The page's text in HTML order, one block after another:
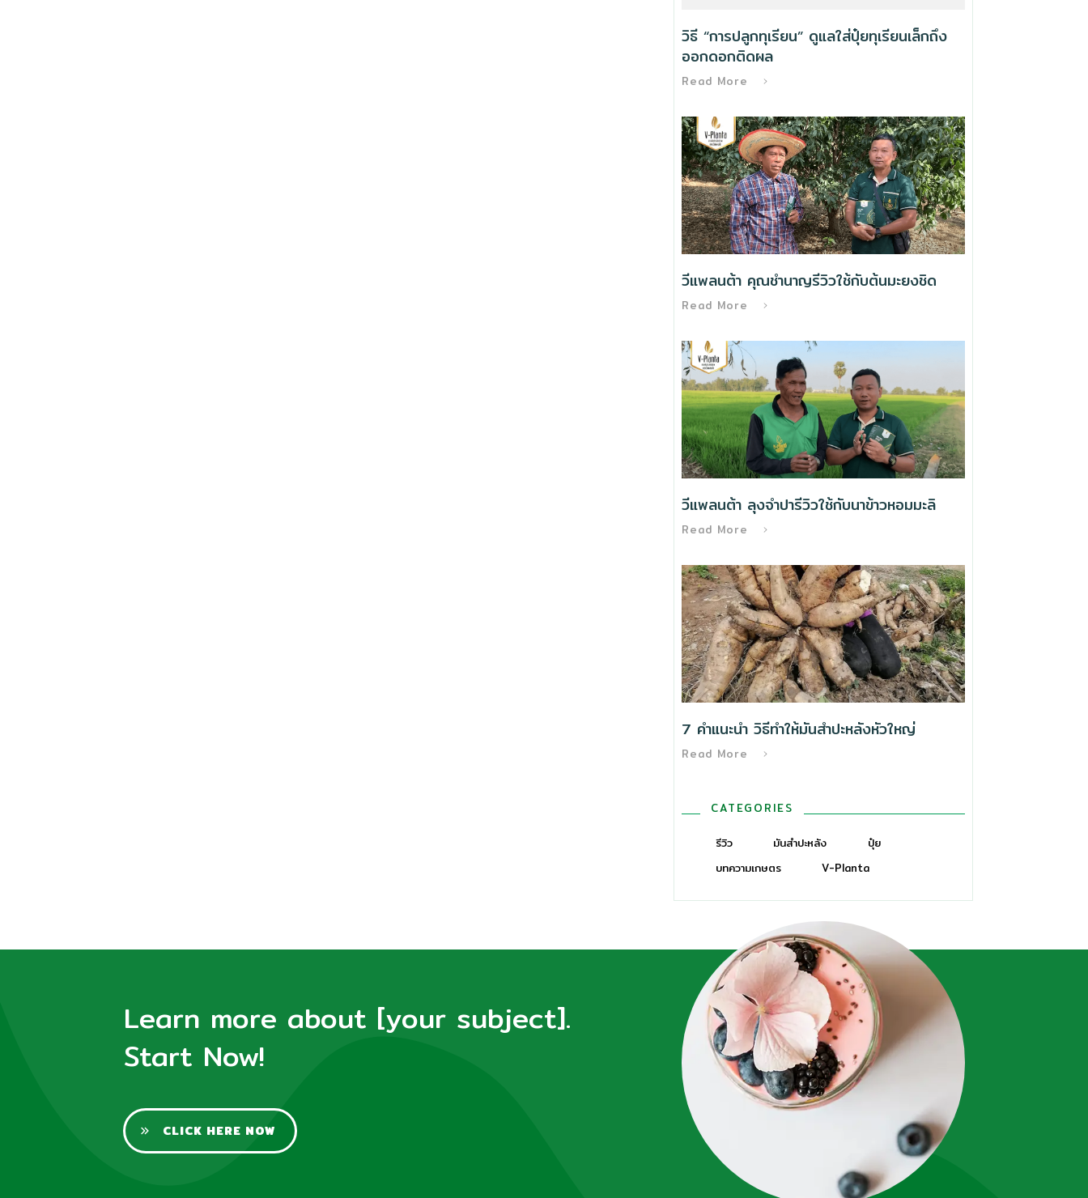
วิธี “การปลูกทุเรียน” ดูแลใส่ปุ๋ยทุเรียนเล็กถึง
ออกดอกติดผล
Read More
วีแพลนต้า คุณชำนาญรีวิวใช้กับต้นมะยงชิด
Read More
วีแพลนต้า ลุงจำปารีวิวใช้กับนาข้าวหอมมะลิ
Read More
7 คำแนะนำ วิธีทําให้มันสำปะหลังหัวใหญ่
Read More
CATEGORIES
รีวิว มันสำปะหลัง
ปุ๋ย
บทความเกษตร
V-Planta
Learn more about [your subject].
Start Now!
CLICK HERE NOW